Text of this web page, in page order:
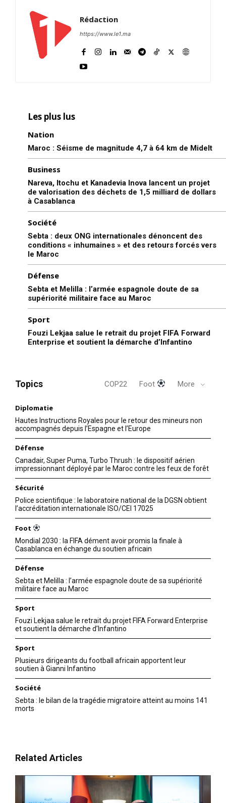
Rédaction
https://www.le1.ma
Les plus lus
Nation
Maroc : Séisme de magnitude 4,7 à 64 km de Midelt
Business
Nareva, Itochu et Kanadevia Inova lancent un projet
de valorisation des déchets de 1,5 milliard de dollars
à Casablanca
Société
Sebta : deux ONG internationales dénoncent des
conditions « inhumaines » et des retours forcés vers
le Maroc
Défense
Sebta et Melilla : l’armée espagnole doute de sa
supériorité militaire face au Maroc
Sport
Fouzi Lekjaa salue le retrait du projet FIFA Forward
Enterprise et soutient la démarche d’Infantino
Topics COP22 Foot More
Diplomatie
Hautes Instructions Royales pour le retour des mineurs non
accompagnés depuis l’Espagne et l’Europe
Défense
Canadair, Super Puma, Turbo Thrush : le dispositif aérien
impressionnant déployé par le Maroc contre les feux de forêt
Sécurité
Police scientifique : le laboratoire national de la DGSN obtient
l’accréditation internationale ISO/CEI 17025
Foot
Mondial 2030 : la FIFA dément avoir promis la finale à
Casablanca en échange du soutien africain
Défense
Sebta et Melilla : l’armée espagnole doute de sa supériorité
militaire face au Maroc
Sport
Fouzi Lekjaa salue le retrait du projet FIFA Forward Enterprise
et soutient la démarche d’Infantino
Sport
Plusieurs dirigeants du football africain apportent leur
soutien à Gianni Infantino
Société
Sebta : le bilan de la tragédie migratoire atteint au moins 141
morts
Related Articles